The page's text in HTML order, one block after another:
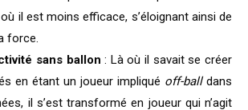
il est moins efficace, s’éloignant ainsi de
force.
sans ballon : Là où il savait se créer
en étant un joueur impliqué off-balldans
il s’est transformé en joueur qui n’agit